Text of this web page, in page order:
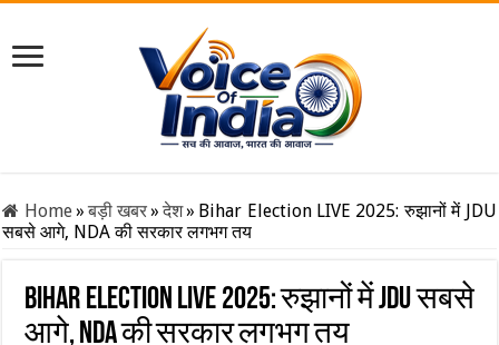
Home»बड़ी खबर» देश» Bihar Election LIVE 2025: रुझानों में JDU
सबसे आगे, NDA की सरकार लगभग तय
Bihar Election LIVE 2025: रुझानों में JDU सबसे
आगे, NDA की सरकार लगभग तय